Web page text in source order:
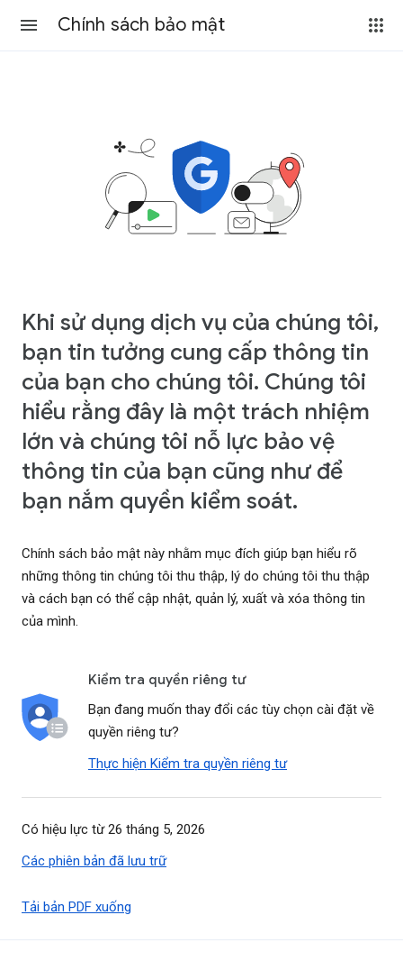
Chính sách bảo mật
Khi sử dụng dịch vụ của chúng tôi,
bạn tin tưởng cung cấp thông tin
của bạn cho chúng tôi. Chúng tôi
hiểu rằng đây là một trách nhiệm
lớn và chúng tôi nỗ lực bảo vệ
thông tin của bạn cũng như để
bạn nắm quyền kiểm soát.
Chính sách bảo mật này nhằm mục đích giúp bạn hiểu rõ
những thông tin chúng tôi thu thập, lý do chúng tôi thu thập
và cách bạn có thể cập nhật, quản lý, xuất và xóa thông tin
của mình.
Kiểm tra quyền riêng tư
Bạn đang muốn thay đổi các tùy chọn cài đặt về
quyền riêng tư?
Thực hiện Kiểm tra quyền riêng tư
Có hiệu lực từ 26 tháng 5, 2026
Các phiên bản đã lưu trữ
Tải bản PDF xuống